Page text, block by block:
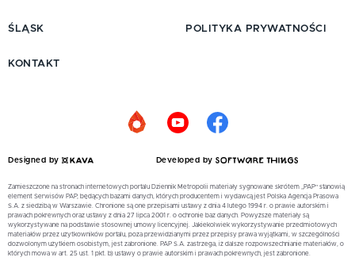
ŚLĄSK POLITYKA PRYWATNOŚCI
KONTAKT
Designed by Developed by
Zamieszczone na stronach internetowych portalu Dziennik Metropolii materiały sygnowane skrótem „PAP” stanowią
element Serwisów PAP, będących bazami danych, których producentem i wydawcą jest Polska Agencja Prasowa
S.A. z siedzibą w Warszawie. Chronione są one przepisami ustawy z dnia 4 lutego 1994 r. o prawie autorskim i
prawach pokrewnych oraz ustawy z dnia 27 lipca 2001 r. o ochronie baz danych. Powyższe materiały są
wykorzystywane na podstawie stosownej umowy licencyjnej. Jakiekolwiek wykorzystywanie przedmiotowych
materiałów przez użytkowników portalu, poza przewidzianymi przez przepisy prawa wyjątkami, w szczególności
dozwolonym użytkiem osobistym, jest zabronione. PAP S.A. zastrzega, iż dalsze rozpowszechnianie materiałów, o
których mowa w art. 25 ust. 1 pkt. b) ustawy o prawie autorskim i prawach pokrewnych, jest zabronione.